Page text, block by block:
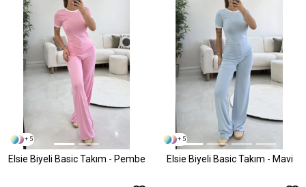
+ 5
Elsie Biyeli Basic Takım - Pembe
+ 5
Elsie Biyeli Basic Takım - Mavi